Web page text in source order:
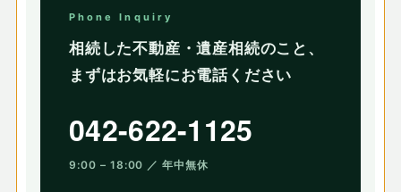
Phone Inquiry
相続した不動産・遺産相続のこと、
まずはお気軽にお電話ください
042-622-1125
9:00 – 18:00 ／ 年中無休